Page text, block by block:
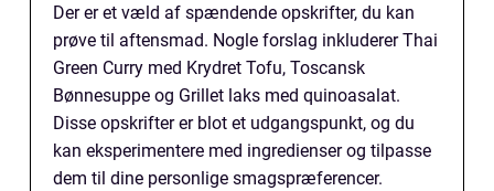
Der er et væld af spændende opskrifter, du kan
prøve til aftensmad. Nogle forslag inkluderer Thai
Green Curry med Krydret Tofu, Toscansk
Bønnesuppe og Grillet laks med quinoasalat.
Disse opskrifter er blot et udgangspunkt, og du
kan eksperimentere med ingredienser og tilpasse
dem til dine personlige smagspræferencer.